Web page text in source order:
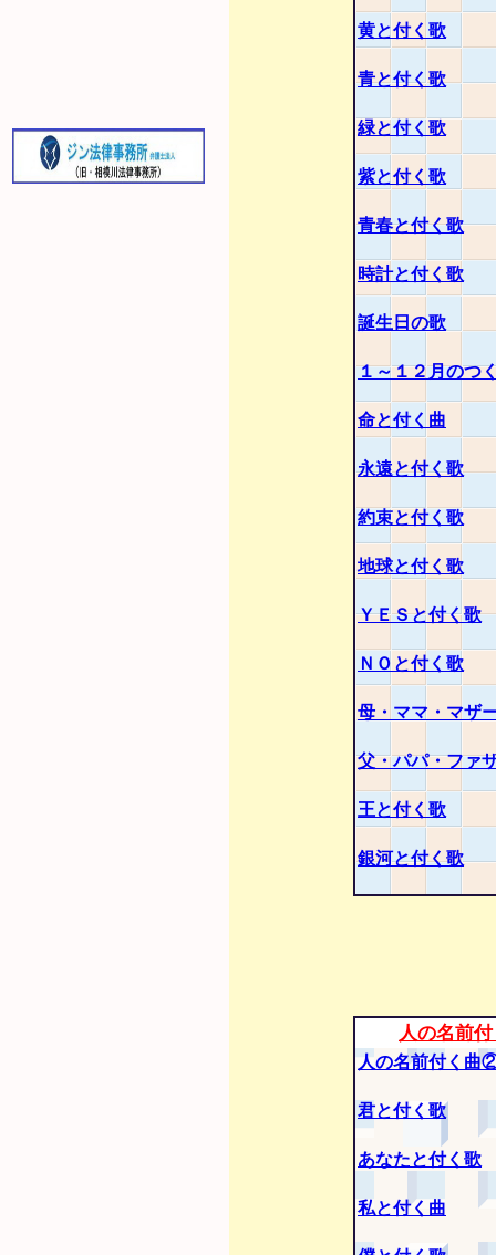
黄と付く歌
青と付く歌
緑と付く歌
紫と付く歌
青春と付く歌
時計と付く歌
誕生日の歌
１～１２月のつ
命と付く曲
永遠と付く歌
約束と付く歌
地球と付く歌
ＹＥＳと付く歌
ＮＯと付く歌
母・ママ・マザ
父・パパ・ファ
王と付く歌
銀河と付く歌
人の名前
人の名前付く曲
君と付く歌
あなたと付く歌
私と付く曲